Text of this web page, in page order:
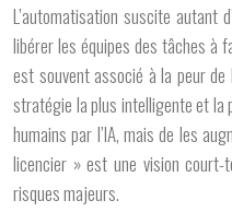
L’automatisation suscite autant
libérer les équipes des tâches à
est souvent associé à la peur
stratégie la plus intelligente et la
humains par l’IA, mais de les
licencier » est une vision court-
risques majeurs.